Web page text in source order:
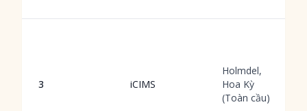
3 iCIMS
Holmdel,
Hoa Kỳ
(Toàn cầu)